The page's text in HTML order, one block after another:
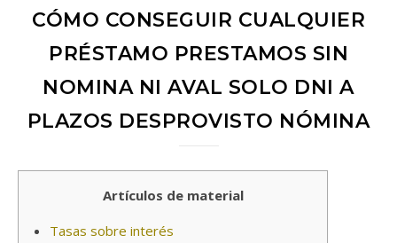
CÓMO CONSEGUIR CUALQUIER
PRÉSTAMO PRESTAMOS SIN
NOMINA NI AVAL SOLO DNI A
PLAZOS DESPROVISTO NÓMINA
Artículos de material
Tasas sobre interés